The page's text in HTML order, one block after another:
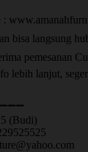
bisa langsung
pemesanan
lebih lanjut,
ㅤ
(Budi)